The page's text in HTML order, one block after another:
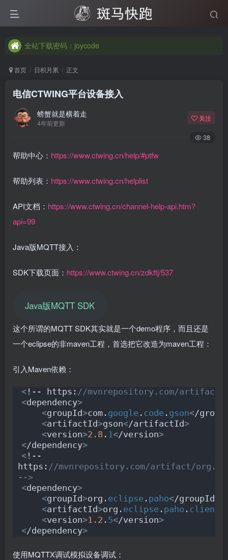
全站下载密码：joycode
全站下载密码：joycode
全站下载密码：joycode
首页 日积月累 正文
电信CTWING平台设备接入
螃蟹就是横着走
4年前更新
关注
38
帮助中心： https://www.ctwing.cn/help/#ptfw
帮助列表： https://www.ctwing.cn/helplist
API文档： https://www.ctwing.cn/channel-help-api.htm?
api=99
Java版MQTT接入：
SDK下载页面： https://www.ctwing.cn/zdkftj/537
Java版MQTT SDK
这个所谓的MQTT SDK其实就是一个demo程序，而且还是
一个eclipse的非maven工程，首选把它改造为maven工程：
引入Maven依赖：
< !-- https: //mvnrepository.com/artifact/
<dependency>
<groupId>com. google . code . gson</
<artifactId>gson</artifactId>
<version>2.8 . 1 </version>
</dependency>
< !--
https: //mvnrepository.com/artifact/
-->
<dependency>
<groupId>org. eclipse . paho</groupId
<artifactId>org. eclipse . paho . client
<version>1.2 . 5</version>
</dependency>
使用MQTTX调试模拟设备调试：